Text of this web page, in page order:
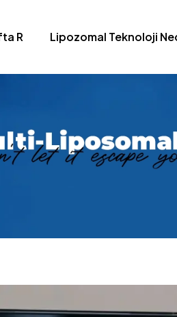
R Lipozomal Teknoloji